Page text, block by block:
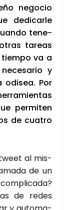
nego­cio
dedi­car­le
tene­
tareas
va a
y
Por
per­mi­ten
de cua­tro
al mis­
de un
de redes